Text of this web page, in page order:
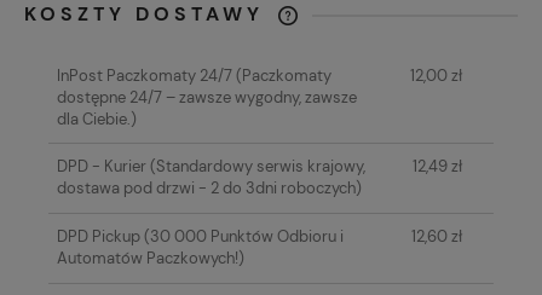
KOSZTY DOSTAWY
KOSZTÓW PŁATNOŚCI
InPost Paczkomaty 24/7(Paczkomaty
dostępne 24/7 – zawsze wygodny, zawsze
dla Ciebie.)
12,00 zł
DPD - Kurier(Standardowy serwis krajowy,
dostawa pod drzwi - 2 do 3dni roboczych)
12,49 zł
DPD Pickup(30 000 Punktów Odbioru i
Automatów Paczkowych!)
12,60 zł